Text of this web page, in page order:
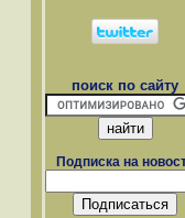
поиск по сайту
Подписка на